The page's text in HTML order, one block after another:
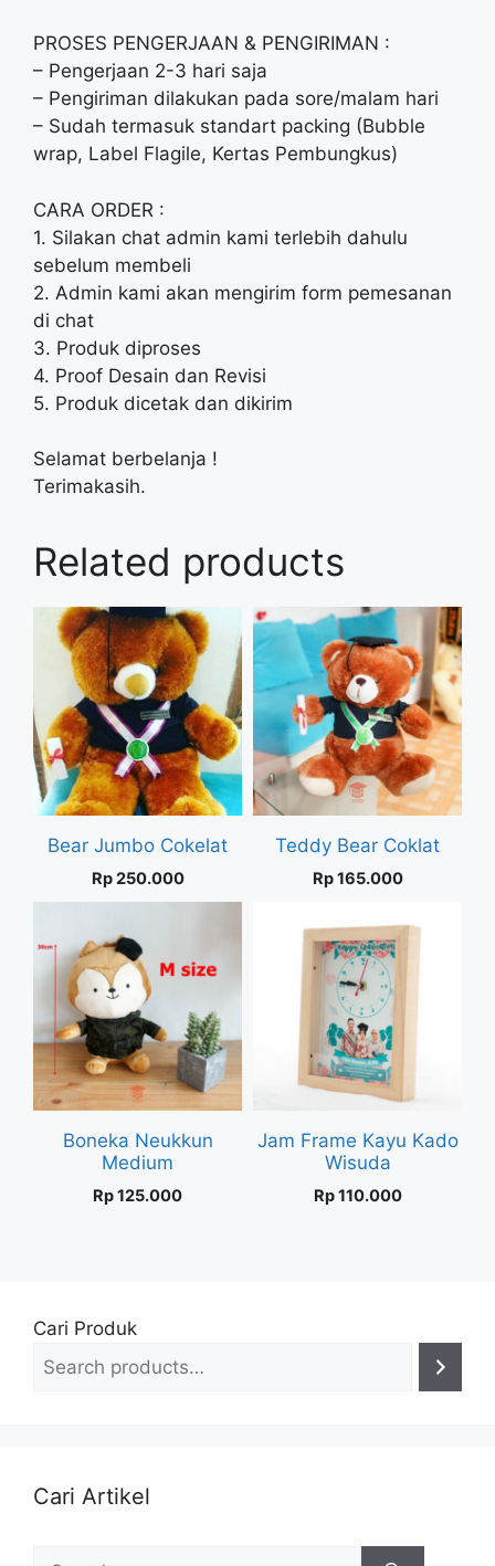
PROSES PENGERJAAN & PENGIRIMAN :
– Pengerjaan 2-3 hari saja
– Pengiriman dilakukan pada sore/malam hari
– Sudah termasuk standart packing (Bubble
wrap, Label Flagile, Kertas Pembungkus)
CARA ORDER :
1. Silakan chat admin kami terlebih dahulu
sebelum membeli
2. Admin kami akan mengirim form pemesanan
di chat
3. Produk diproses
4. Proof Desain dan Revisi
5. Produk dicetak dan dikirim
Selamat berbelanja !
Terimakasih.
Related products
Bear Jumbo Cokelat
Rp250.000
Teddy Bear Coklat
Rp165.000
Boneka Neukkun
Medium
Rp125.000
Jam Frame Kayu Kado
Wisuda
Rp110.000
Cari Produk
Cari Artikel
Search